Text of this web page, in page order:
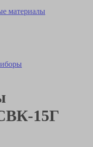
материалы
15Г